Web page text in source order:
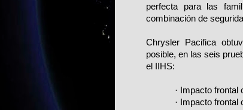
perfecta para las
combinación de
Chrysler Pacifica
posible, en las seis
el IIHS:
·
Impacto
·
Impacto frontal